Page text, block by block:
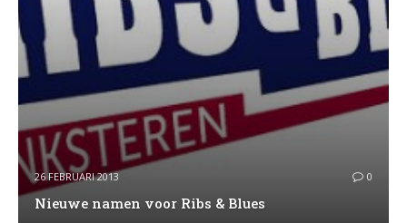
26 FEBRUARI 2013 0
Nieuwe namen voor Ribs & Blues